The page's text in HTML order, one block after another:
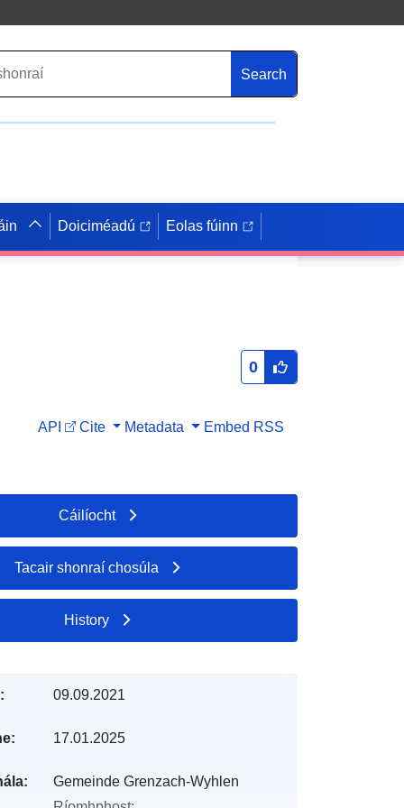
Search
Doiciméadú Eolas fúinn
0
API Cite Metadata Embed RSS
Cáilíocht
Tacair shonraí chosúla
History
09.09.2021
17.01.2025
Gemeinde Grenzach-Wyhlen